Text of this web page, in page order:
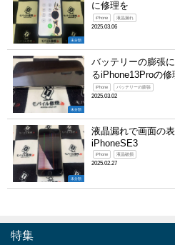
未分類
に修理を
iPhone 液晶漏れ
2025.03.06
未分類
バッテリーの膨張
るiPhone13Proの修
iPhone バッテリーの膨張
2025.03.02
未分類
液晶漏れで画面の
iPhoneSE3
iPhone 液晶破損
2025.02.27
特集